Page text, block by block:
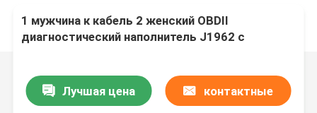
1 мужчина к кабель 2 женский OBDII
диагностический наполнитель J1962 с
Лучшая цена контактные